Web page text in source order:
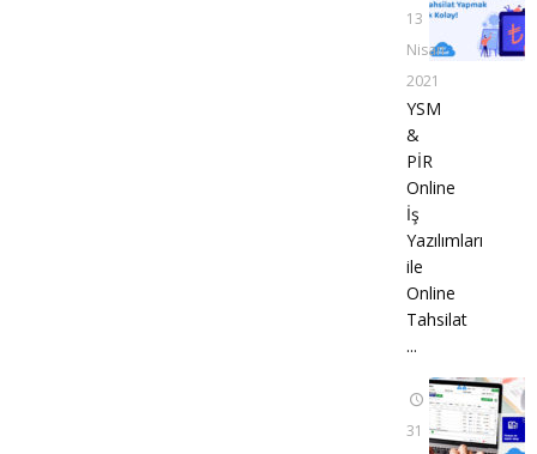
13
Nisan
2021
YSM
&
PİR
Online
İş
Yazılımları
ile
Online
Tahsilat
...
31